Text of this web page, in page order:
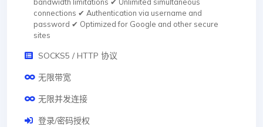
bandwidth limitations ✔ Unlimited simultaneous
connections ✔ Authentication via username and
password ✔ Optimized for Google and other secure
sites
SOCKS5 / HTTP 协议
无限带宽
无限并发连接
登录/密码授权